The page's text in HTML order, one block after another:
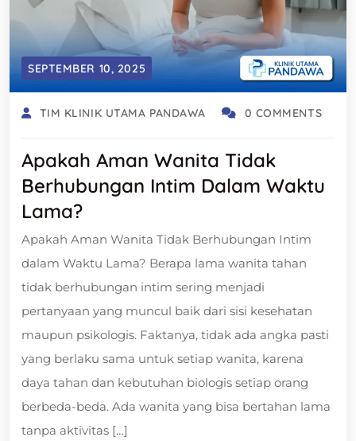
SEPTEMBER 10, 2025
TIM KLINIK UTAMA PANDAWA 0 COMMENTS
Apakah Aman Wanita Tidak
Berhubungan Intim Dalam Waktu
Lama?
Apakah Aman Wanita Tidak Berhubungan Intim
dalam Waktu Lama? Berapa lama wanita tahan
tidak berhubungan intim sering menjadi
pertanyaan yang muncul baik dari sisi kesehatan
maupun psikologis. Faktanya, tidak ada angka pasti
yang berlaku sama untuk setiap wanita, karena
daya tahan dan kebutuhan biologis setiap orang
berbeda-beda. Ada wanita yang bisa bertahan lama
tanpa aktivitas […]